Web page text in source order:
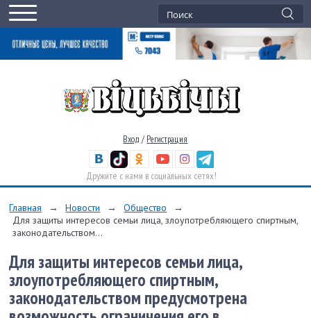
Вход / Регистрация
Дружите с нами в социальных сетях!
Главная → Новости → Общество
→
Для защиты интересов семьи лица, злоупотребляющего спиртным,
законодательством...
Для защиты интересов семьи лица,
злоупотребляющего спиртным,
законодательством предусмотрена